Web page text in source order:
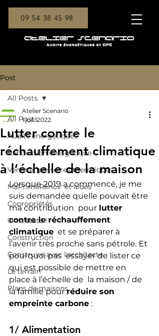
09 54 38 45 98
Post
All Posts
Audits énergétiques
Rénovation énergétique
Vente et passoires thermiques
MaPrimeRénov' et aides
Copropriétés
On a testé !
Construction
Construire avec l'architecte
Le terrain
Plans de maisons
All Posts
Lutter contre le
réchauffement climatique
à l’échelle de la maison
Atelier Scenario
1 juil. 2022
Lorsque 2019 a commencé, je me
suis demandée quelle pouvait être
ma contribution  pour lutter
contre le réchauffement
climatique
  et se préparer à
l’avenir très proche sans pétrole. Et
pourquoi pas  essayer de lister ce
qui est possible de mettre en
place à l’échelle de  la maison / de
la famille pour réduire son
empreinte carbone :
1/ Alimentation